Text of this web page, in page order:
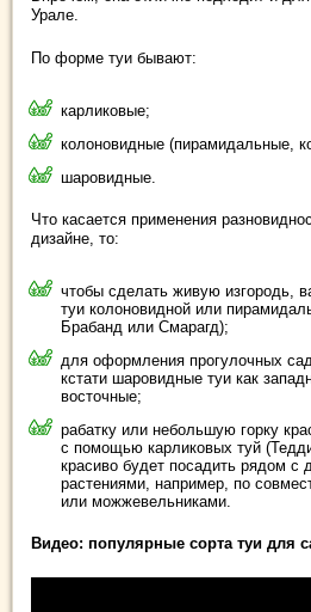
Урале.
По форме туи бывают:
карликовые;
колоновидные (пирамидальные,
шаровидные.
Что касается применения
дизайне, то:
чтобы сделать живую изгородь,
туи колоновидной или
Брабанд или Смарагд);
для оформления прогулочных
кстати шаровидные туи как
восточные;
рабатку или небольшую горку
с помощью карликовых туй
красиво будет посадить рядом с
растениями, например, по
или можжевельниками.
Видео: популярные сорта туи для